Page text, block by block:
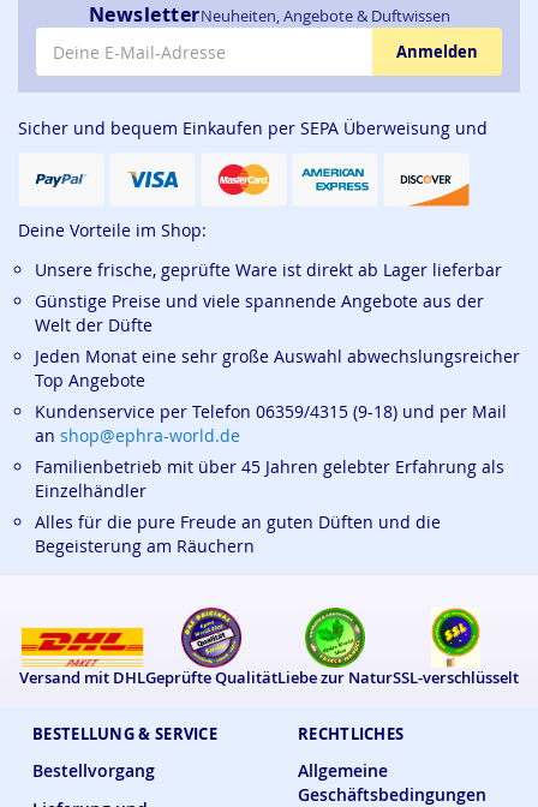
BESTELLUNG & SERVICE
Bestellvorgang
RECHTLICHES
Allgemeine
Geschäftsbedingungen
NewsletterNeuheiten, Angebote & Duftwissen
E-Mail-Adresse
Anmelden
Sicher und bequem Einkaufen per SEPA Überweisung und
Deine Vorteile im Shop:
Unsere frische, geprüfte Ware ist direkt ab Lager lieferbar
Günstige Preise und viele spannende Angebote aus der
Welt der Düfte
Jeden Monat eine sehr große Auswahl abwechslungsreicher
Top Angebote
Kundenservice per Telefon 06359/4315 (9-18) und per Mail
an shop@ephra-world.de
Familienbetrieb mit über 45 Jahren gelebter Erfahrung als
Einzelhändler
Alles für die pure Freude an guten Düften und die
Begeisterung am Räuchern
Versand mit DHLGeprüfte QualitätLiebe zur NaturSSL-verschlüsselt